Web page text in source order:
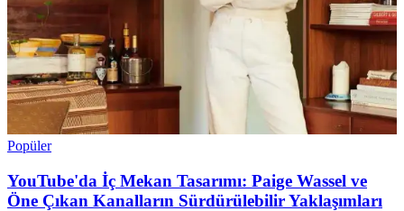
Popüler
YouTube'da İç Mekan Tasarımı: Paige Wassel ve
Öne Çıkan Kanalların Sürdürülebilir Yaklaşımları